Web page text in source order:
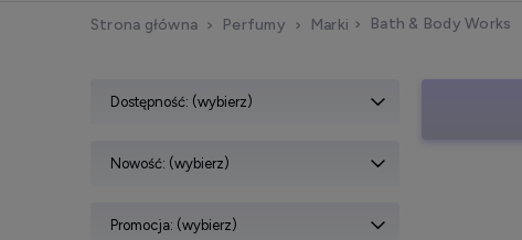
Strona główna
Perfumy Marki Bath & Body Works
Dostępność: (wybierz)
Nowość: (wybierz)
Promocja: (wybierz)